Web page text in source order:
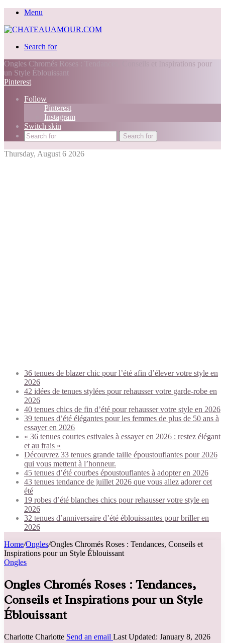
Menu
Search for
Ongles Chromés Roses : Tendances, Conseils et Inspirations pour
un Style Éblouissant
Pinterest
Follow
Pinterest
Instagram
Switch skin
Search for
Thursday, August 6 2026
36 tenues de blazer chic pour l’été afin d’élever votre style en
2026
42 idées de tenues stylées pour rehausser votre garde-robe en
2026
40 tenues chics de fin d’été pour rehausser votre style en 2026
39 tenues d’été élégantes pour les femmes de plus de 50 ans à
essayer en 2026
« 36 tenues courtes estivales à essayer en 2026 : restez élégant
et au frais »
Découvrez 33 tenues grande taille époustouflantes pour 2026
qui vous mettent à l’honneur.
45 tenues d’été courbes époustouflantes à adopter en 2026
43 tenues tendance de juillet 2026 que vous allez adorer cet
été
19 robes d’été blanches chics pour rehausser votre style en
2026
32 tenues d’anniversaire d’été éblouissantes pour briller en
2026
Home/Ongles/Ongles Chromés Roses : Tendances, Conseils et
Inspirations pour un Style Éblouissant
Ongles
Ongles Chromés Roses : Tendances,
Conseils et Inspirations pour un Style
Éblouissant
Charlotte Charlotte Send an email Last Updated: January 8, 2026